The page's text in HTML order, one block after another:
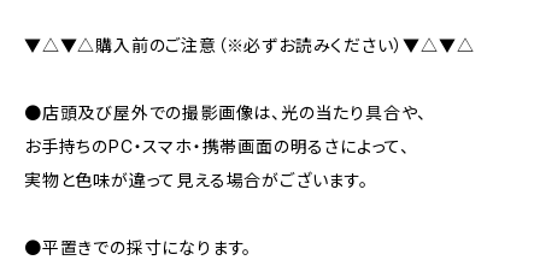
▼△▼△購入前のご注意（※必ずお読みください）▼△▼△
●店頭及び屋外での撮影画像は、光の当たり具合や、
お手持ちのPC・スマホ・携帯画面の明るさによって、
実物と色味が違って見える場合がございます。
●平置きでの採寸になります。